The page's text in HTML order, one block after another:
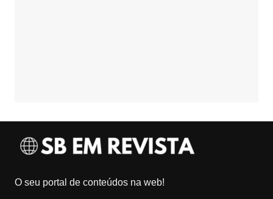
O seu portal de conteúdos na web!